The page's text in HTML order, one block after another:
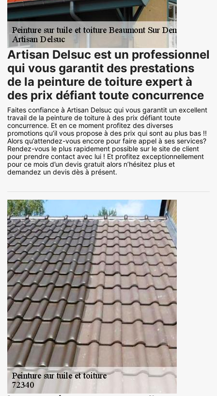
Artisan Delsuc est un professionnel
qui vous garantit des prestations
de la peinture de toiture expert à
des prix défiant toute concurrence
Faites confiance à Artisan Delsuc qui vous garantit un excellent
travail de la peinture de toiture à des prix défiant toute
concurrence. Et en ce moment profitez des diverses
promotions qu’il vous propose à des prix qui sont au plus bas !!
Alors qu’attendez-vous encore pour faire appel à ses services?
Rendez-vous le plus rapidement possible sur le site de client
pour prendre contact avec lui ! Et profitez exceptionnellement
pour ce mois d’un devis gratuit alors n’hésitez plus et
demandez un devis dès à présent.